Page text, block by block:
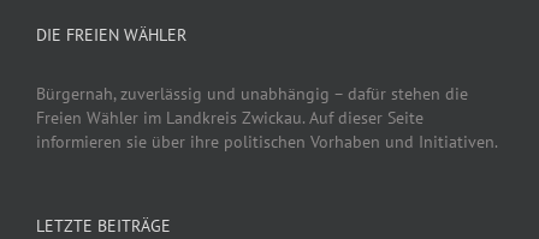
DIE FREIEN WÄHLER
Bürgernah, zuverlässig und unabhängig – dafür stehen die
Freien Wähler im Landkreis Zwickau. Auf dieser Seite
informieren sie über ihre politischen Vorhaben und Initiativen.
LETZTE BEITRÄGE